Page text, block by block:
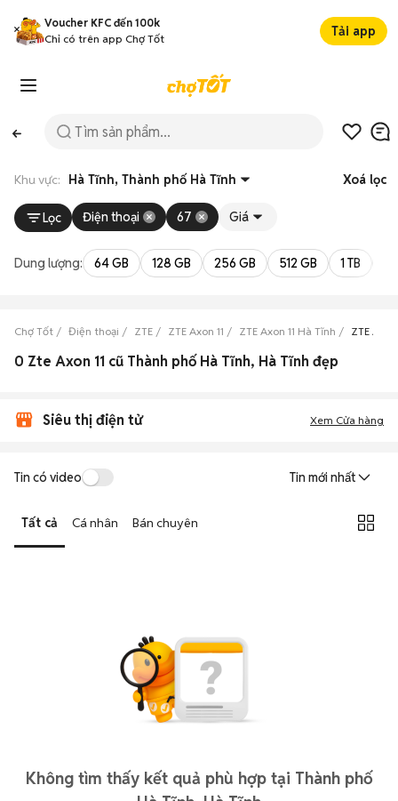
Voucher KFC đến 100k
Chỉ có trên app Chợ Tốt
Tải app
Khu vực: Hà Tĩnh, Thành phố Hà Tĩnh Xoá lọc
Lọc Điện thoại 67 Giá
Dung lượng: 64 GB 128 GB 256 GB 512 GB 1 TB
Chợ Tốt Điện thoại ZTE ZTE Axon 11 ZTE Axon 11 Hà Tĩnh ZTE
0 Zte Axon 11 cũ Thành phố Hà Tĩnh, Hà Tĩnh đẹp
Siêu thị điện tử Xem Cửa hàng
Tin có video Tin mới nhất
Tất cả Cá nhân Bán chuyên
Không tìm thấy kết quả phù hợp tại Thành phố